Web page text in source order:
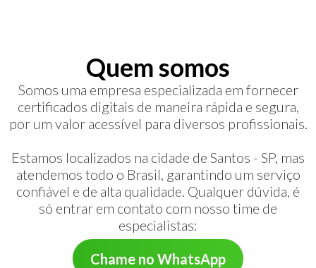
Quem somos
Somos uma empresa especializada em fornecer
certificados digitais de maneira rápida e segura,
por um valor acessível para diversos profissionais.
Estamos localizados na cidade de Santos - SP, mas
atendemos todo o Brasil, garantindo um serviço
confiável e de alta qualidade. Qualquer dúvida, é
só entrar em contato com nosso time de
especialistas:
Chame no WhatsApp